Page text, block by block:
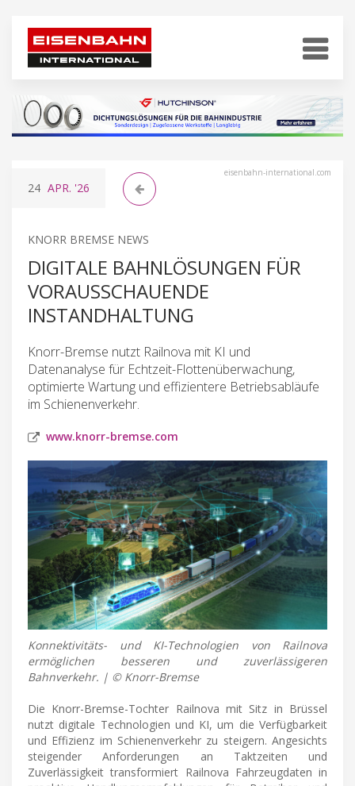
eisenbahn-international.com
24 APR. '26
KNORR BREMSE NEWS
DIGITALE BAHNLÖSUNGEN FÜR
VORAUSSCHAUENDE
INSTANDHALTUNG
Knorr-Bremse nutzt Railnova mit KI und
Datenanalyse für Echtzeit-Flottenüberwachung,
optimierte Wartung und effizientere Betriebsabläufe
im Schienenverkehr.
www.knorr-bremse.com
Konnektivitäts- und KI-Technologien von Railnova
ermöglichen besseren und zuverlässigeren
Bahnverkehr. | © Knorr-Bremse
Die Knorr-Bremse-Tochter Railnova mit Sitz in Brüssel
nutzt digitale Technologien und KI, um die Verfügbarkeit
und Effizienz im Schienenverkehr zu steigern. Angesichts
steigender Anforderungen an Taktzeiten und
Zuverlässigkeit transformiert Railnova Fahrzeugdaten in